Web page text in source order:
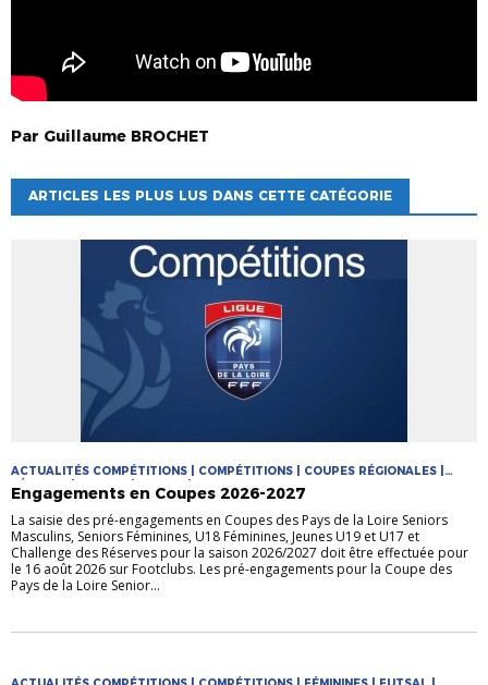
Par Guillaume BROCHET
ARTICLES LES PLUS LUS DANS CETTE CATÉGORIE
ACTUALITÉS COMPÉTITIONS | COMPÉTITIONS | COUPES RÉGIONALES |
FÉMININE | FUTSAL | JEUNES | MASCULIN
Engagements en Coupes 2026-2027
La saisie des pré-engagements en Coupes des Pays de la Loire Seniors
Masculins, Seniors Féminines, U18 Féminines, Jeunes U19 et U17 et
Challenge des Réserves pour la saison 2026/2027 doit être effectuée pour
le 16 août 2026 sur Footclubs. Les pré-engagements pour la Coupe des
Pays de la Loire Senior...